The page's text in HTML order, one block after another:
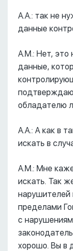
А.А.: так не
данные
А.М.: Нет, это
данные,
обладателю
А.А.: А как в
искать в
А.М.: Мне
искать. Так
нарушителей
пределами
с
хорошо. Вы в